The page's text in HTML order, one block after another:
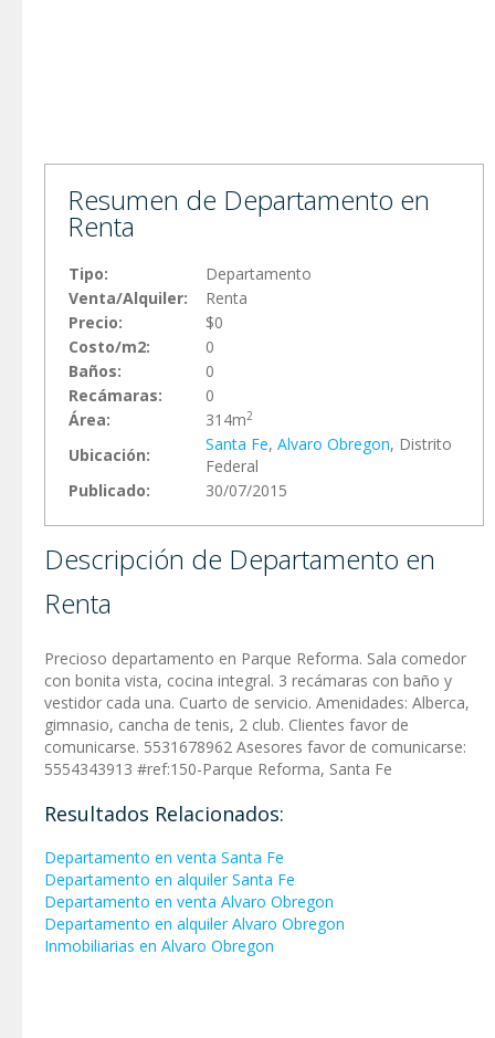
Resumen de Departamento en
Renta
Tipo:
Departamento
Venta/Alquiler:
Renta
Precio:
$0
Costo/m2:
0
Baños:
0
Recámaras:
0
Área:
314m2
Ubicación:
Santa Fe, Alvaro Obregon, Distrito
Federal
Publicado:
30/07/2015
Descripción de Departamento en
Renta
Precioso departamento en Parque Reforma. Sala comedor
con bonita vista, cocina integral. 3 recámaras con baño y
vestidor cada una. Cuarto de servicio. Amenidades: Alberca,
gimnasio, cancha de tenis, 2 club. Clientes favor de
comunicarse. 5531678962 Asesores favor de comunicarse:
5554343913 #ref:150-Parque Reforma, Santa Fe
Resultados Relacionados:
Departamento en venta Santa Fe
Departamento en alquiler Santa Fe
Departamento en venta Alvaro Obregon
Departamento en alquiler Alvaro Obregon
Inmobiliarias en Alvaro Obregon